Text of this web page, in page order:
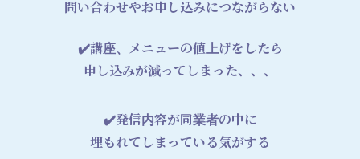
問い合わせやお申し込みにつながらない
✔️講座、メニューの値上げをしたら
申し込みが減ってしまった、、、
✔️発信内容が同業者の中に
埋もれてしまっている気がする